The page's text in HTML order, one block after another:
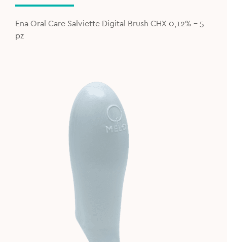
was:
5,90€.
is:
4,00€.
Ena Oral Care Salviette Digital Brush CHX 0,12% - 5
pz